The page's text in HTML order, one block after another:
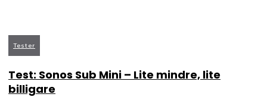
Tester
Test: Sonos Sub Mini – Lite mindre, lite
billigare